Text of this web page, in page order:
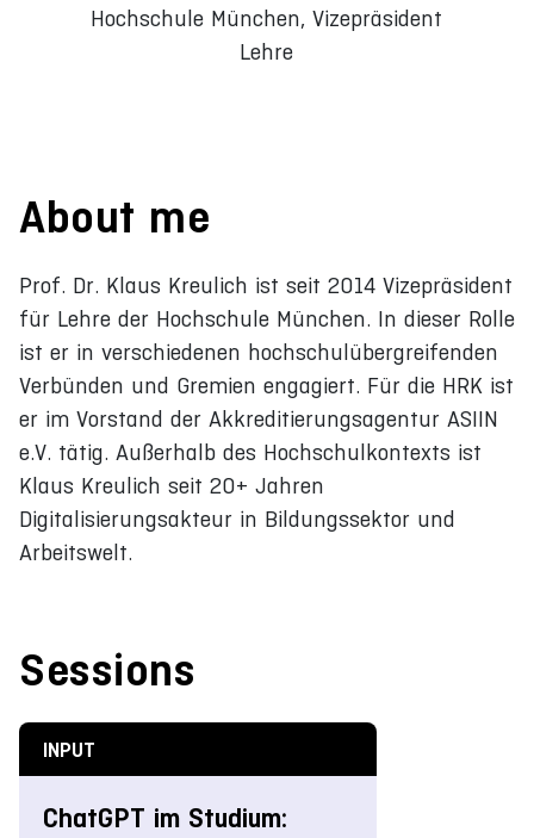
Hochschule München, Vizepräsident
Lehre
About me
Prof. Dr. Klaus Kreulich ist seit 2014 Vizepräsident
für Lehre der Hochschule München. In dieser Rolle
ist er in verschiedenen hochschulübergreifenden
Verbünden und Gremien engagiert. Für die HRK ist
er im Vorstand der Akkreditierungsagentur ASIIN
e.V. tätig. Außerhalb des Hochschulkontexts ist
Klaus Kreulich seit 20+ Jahren
Digitalisierungsakteur in Bildungssektor und
Arbeitswelt.
Sessions
INPUT
ChatGPT im Studium: